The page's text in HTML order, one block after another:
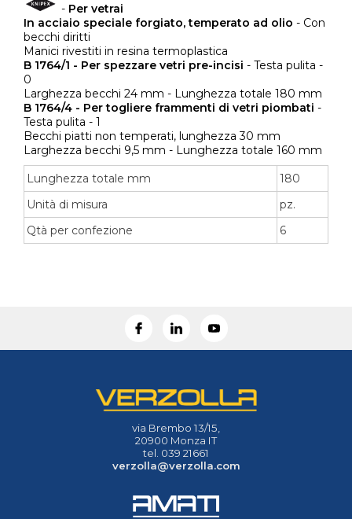
- Per vetrai
In acciaio speciale forgiato, temperato ad olio - Con
becchi diritti
Manici rivestiti in resina termoplastica
B 1764/1 - Per spezzare vetri pre-incisi - Testa pulita -
0
Larghezza becchi 24 mm - Lunghezza totale 180 mm
B 1764/4 - Per togliere frammenti di vetri piombati -
Testa pulita - 1
Becchi piatti non temperati, lunghezza 30 mm
Larghezza becchi 9,5 mm - Lunghezza totale 160 mm
Lunghezza totale mm
180
Unità di misura
pz.
Qtà per confezione
6
via Brembo 13/15,
20900 Monza IT
tel. 039 21661
verzolla@verzolla.com